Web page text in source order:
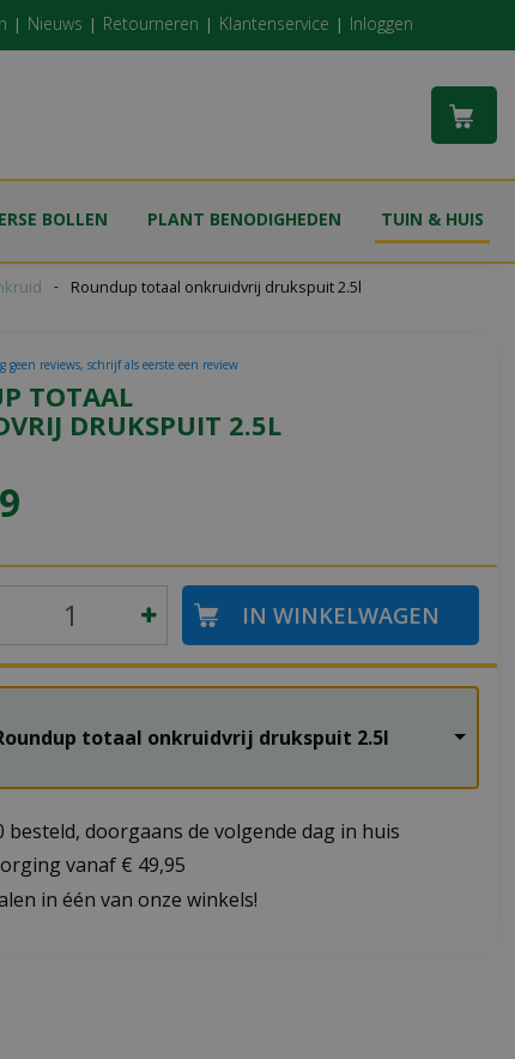
Roundup totaal onkruidvrij drukspuit 2.5l
Nieuws Retourneren Klantenservice Inloggen
BOLLEN PLANT BENODIGHEDEN TUIN & HUIS
TOTAAL
DRUKSPUIT 2.5L
reviews, schrijf als eerste een review
totaal onkruidvrij drukspuit 2.5l
besteld, doorgaans de volgende dag in huis
vanaf € 49,95
in één van onze winkels!